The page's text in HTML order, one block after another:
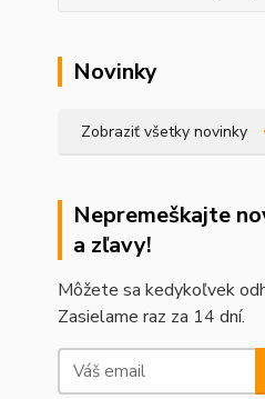
Novinky
Zobraziť všetky novinky
Nepremeškajte
a zľavy!
Môžete sa kedykoľvek
Zasielame raz za 14 dní.